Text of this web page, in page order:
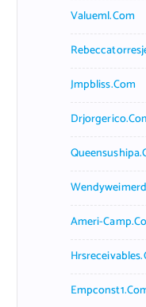
Valueml.com
Jmpbliss.com
Ameri-